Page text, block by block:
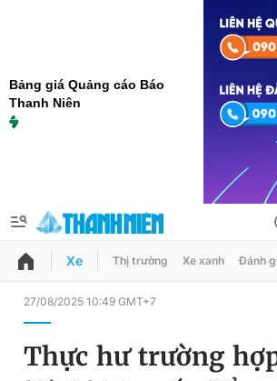
Bảng giá Quảng cáo Báo
Thanh Niên
QUẢNG CÁO
Đổi mật khẩu
Xe Thị trường Xe xanh Đánh
27/08/2025 10:49 GMT+7
Thực hư trường